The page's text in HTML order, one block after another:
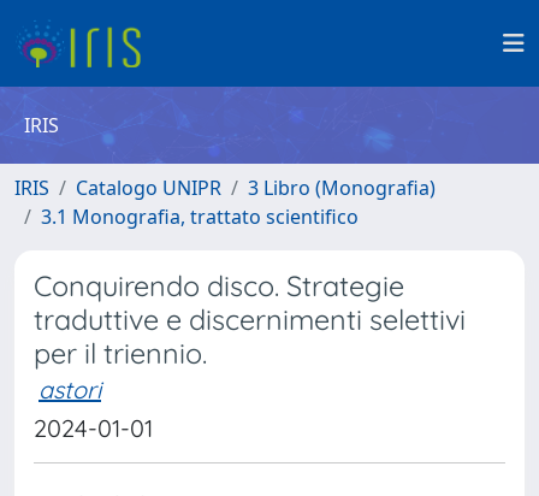
IRIS
IRIS Catalogo UNIPR
3 Libro (Monografia)
3.1 Monografia, trattato scientifico
Conquirendo disco. Strategie
traduttive e discernimenti selettivi
per il triennio.
astori
2024-01-01